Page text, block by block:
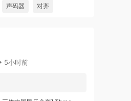
声码器 对齐
5小时前